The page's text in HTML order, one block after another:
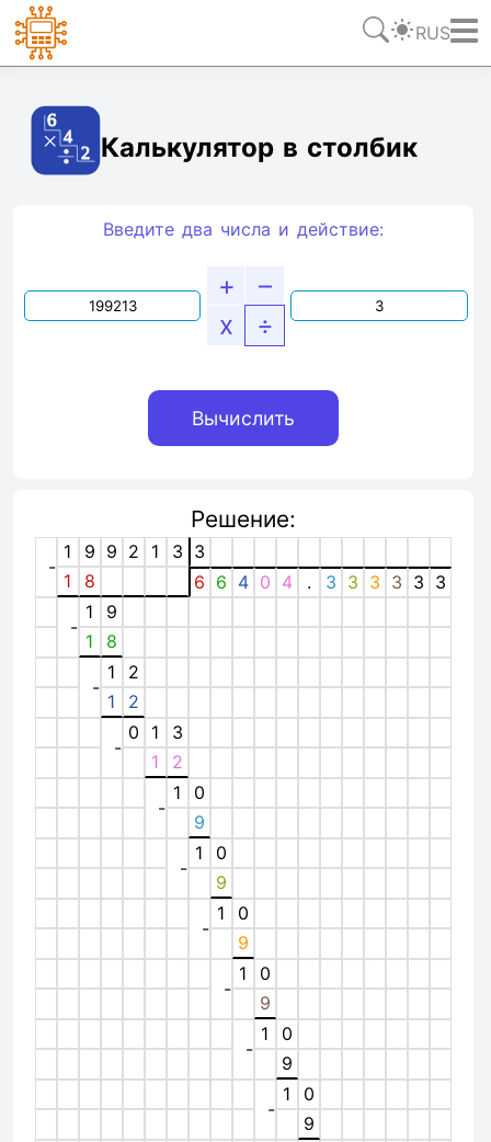
RUS
Калькулятор в столбик
Введите два числа и действие:
+
–
x
÷
Решение:
-
1 9 9 2 1 3 3
1
8 6 6 4 0 4 . 3 3 3 3 3 3
-
1
9
1
8
-
1
2
1
2
-
0 1
3
1
2
-
1
0
9
-
1
0
9
-
1
0
9
-
1
0
9
-
1
0
9
-
1
0
9